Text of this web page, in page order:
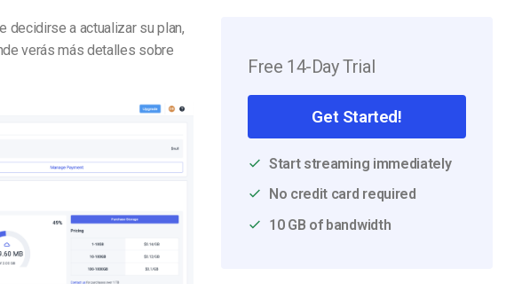
decidirse a actualizar su plan,
verás más detalles sobre
Free 14-Day Trial
Get Started!
Start streaming immediately
No credit card required
10 GB of bandwidth